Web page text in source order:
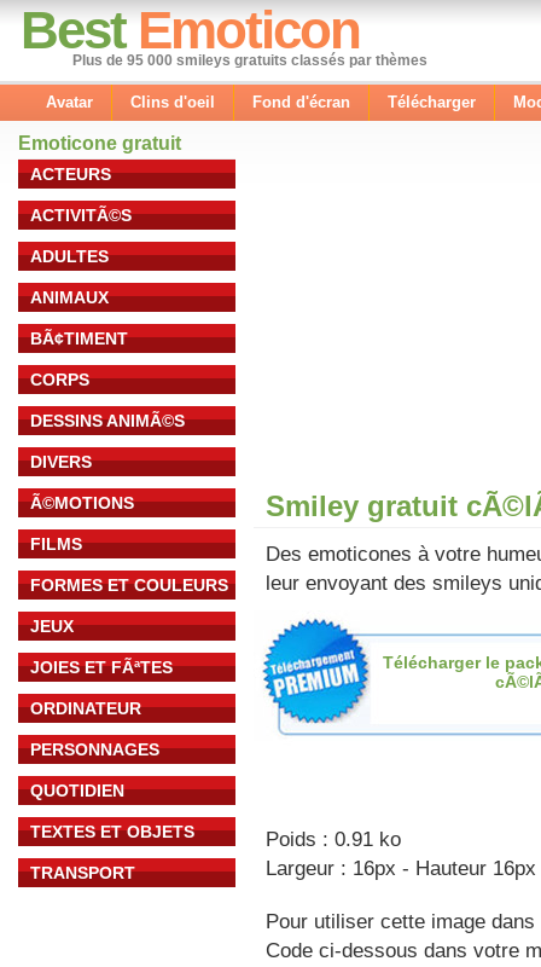
Best Emoticon
Plus de 95 000 smileys gratuits classés par thèmes
Avatar Clins d'oeil Fond d'écran Télécharger
Emoticone gratuit
ACTEURS
ACTIVITÃ©S
ADULTES
ANIMAUX
BÃ¢TIMENT
CORPS
DESSINS ANIMÃ©S
DIVERS
Ã©MOTIONS
FILMS
FORMES ET COULEURS
JEUX
JOIES ET FÃªTES
ORDINATEUR
PERSONNAGES
QUOTIDIEN
TEXTES ET OBJETS
TRANSPORT
Smiley gratuit
Des emoticones à votre
leur envoyant des smileys
Télécharger le
Poids : 0.91 ko
Largeur : 16px - Hauteur 16px
Pour utiliser cette image
Code ci-dessous dans votre